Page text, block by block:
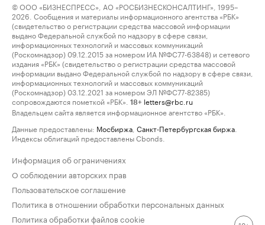
© ООО «БИЗНЕСПРЕСС», АО «РОСБИЗНЕСКОНСАЛТИНГ», 1995–
2026. Сообщения и материалы информационного агентства «РБК»
(свидетельство о регистрации средства массовой информации
выдано Федеральной службой по надзору в сфере связи,
информационных технологий и массовых коммуникаций
(Роскомнадзор) 09.12.2015 за номером ИА №ФС77-63848) и сетевого
издания «РБК» (свидетельство о регистрации средства массовой
информации выдано Федеральной службой по надзору в сфере связи,
информационных технологий и массовых коммуникаций
(Роскомнадзор) 03.12.2021 за номером ЭЛ №ФС77-82385)
сопровождаются пометкой «РБК».
18+ letters@rbc.ru
Владельцем сайта является информационное агентство «РБК».
Данные предоставлены: Мосбиржа Санкт-Петербургская биржа
Индексы облигаций предоставлены Cbonds.
Информация об ограничениях
О соблюдении авторских прав
Пользовательское соглашение
Политика в отношении обработки персональных данных
Политика обработки файлов cookie